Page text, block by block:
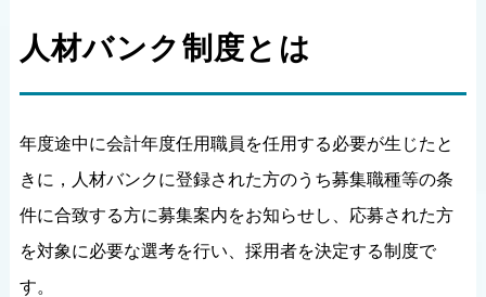
人材バンク制度とは
年度途中に会計年度任用職員を任用する必要が生じたと
きに，人材バンクに登録された方のうち募集職種等の条
件に合致する方に募集案内をお知らせし、応募された方
を対象に必要な選考を行い、採用者を決定する制度で
す。